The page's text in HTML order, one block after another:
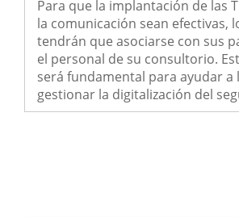
Para que la implantación de las
la comunicación sean efectivas,
tendrán que asociarse con sus
el personal de su consultorio.
será fundamental para ayudar a
gestionar la digitalización del